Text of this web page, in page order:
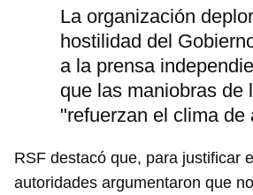
La organización
hostilidad del
a la prensa
que las maniobras de
"refuerzan el clima de
RSF destacó que, para justificar
autoridades argumentaron que